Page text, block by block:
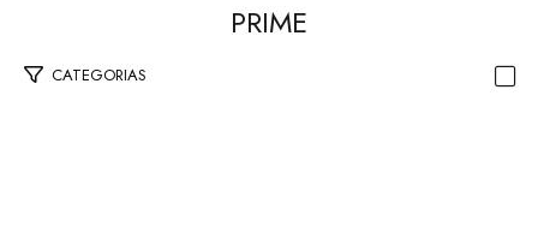
PRIME
CATEGORIAS